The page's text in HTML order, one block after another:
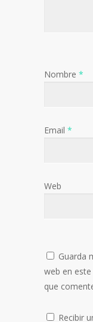
Nombre *
Email *
Web
Guarda
web en
que
Recibir